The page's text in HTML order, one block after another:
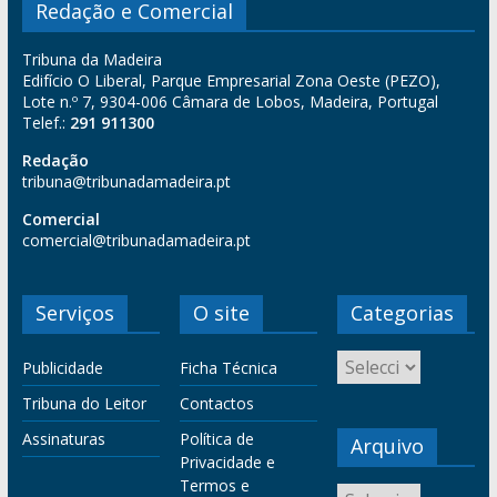
Redação e Comercial
Tribuna da Madeira
Edifício O Liberal, Parque Empresarial Zona Oeste (PEZO),
Lote n.º 7, 9304-006 Câmara de Lobos, Madeira, Portugal
Telef.: 291 911300
Redação
tribuna@tribunadamadeira.pt
Comercial
comercial@tribunadamadeira.pt
Serviços
Publicidade
Tribuna do Leitor
Assinaturas
O site
Ficha Técnica
Contactos
Política de
Privacidade e
Termos e
Categorias
Arquivo